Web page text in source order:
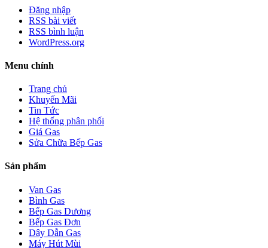
Đăng nhập
RSS bài viết
RSS bình luận
WordPress.org
Menu chính
Trang chủ
Khuyến Mãi
Tin Tức
Hệ thống phân phối
Giá Gas
Sửa Chữa Bếp Gas
Sản phẩm
Van Gas
Bình Gas
Bếp Gas Dương
Bếp Gas Đơn
Dây Dẫn Gas
Máy Hút Mùi